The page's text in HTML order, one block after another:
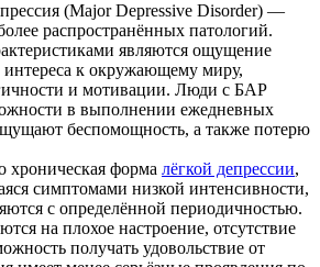
(Major Depressive Disorder) —
распространённых патологий.
являются ощущение
к окружающему миру,
и мотивации. Люди с БАР
в выполнении ежедневных
беспомощность, а также потерю
форма лёгкой депрессии,
симптомами низкой интенсивности,
с определённой периодичностью.
на плохое настроение, отсутствие
получать удовольствие от